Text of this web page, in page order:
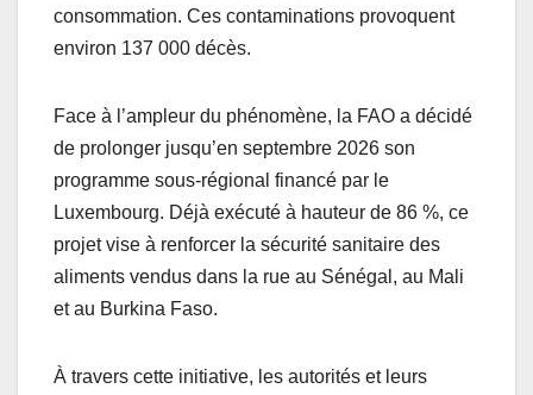
consommation. Ces contaminations provoquent
environ 137 000 décès.
Face à l’ampleur du phénomène, la FAO a décidé
de prolonger jusqu’en septembre 2026 son
programme sous-régional financé par le
Luxembourg. Déjà exécuté à hauteur de 86 %, ce
projet vise à renforcer la sécurité sanitaire des
aliments vendus dans la rue au Sénégal, au Mali
et au Burkina Faso.
À travers cette initiative, les autorités et leurs